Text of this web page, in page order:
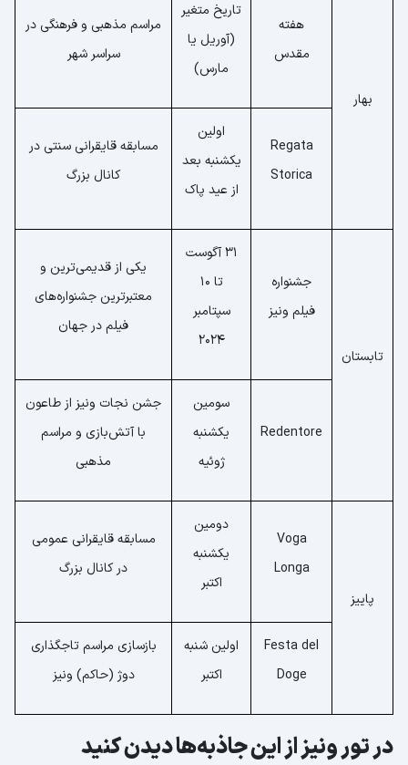
بهار
هفته
مقدس
تاریخ متغیر
(آوریل یا
مارس)
مراسم مذهبی و فرهنگی در
سراسر شهر
Regata
Storica
اولین
یکشنبه بعد
از عید پاک
مسابقه قایقرانی سنتی در
کانال بزرگ
تابستان
جشنواره
فیلم ونیز
31 آگوست
تا 10
سپتامبر
2024
یکی از قدیمی‌ترین و
معتبرترین جشنواره‌های
فیلم در جهان
Redentore
سومین
یکشنبه
ژوئیه
جشن نجات ونیز از طاعون
با آتش‌بازی و مراسم
مذهبی
پاییز
Voga
Longa
دومین
یکشنبه
اکتبر
مسابقه قایقرانی عمومی
در کانال بزرگ
Festa del
Doge
اولین شنبه
اکتبر
بازسازی مراسم تاجگذاری
دوژ (حاکم) ونیز
در تور ونیز از این جاذبه‌ها دیدن کنید